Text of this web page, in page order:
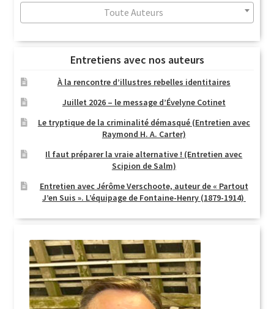
Toute Auteurs
Entretiens avec nos auteurs
À la rencontre d’illustres rebelles identitaires
Juillet 2026 – le message d’Évelyne Cotinet
Le tryptique de la criminalité démasqué (Entretien avec
Raymond H. A. Carter)
Il faut préparer la vraie alternative ! (Entretien avec
Scipion de Salm)
Entretien avec Jérôme Verschoote, auteur de « Partout
J’en Suis ». L’équipage de Fontaine-Henry (1879-1914)